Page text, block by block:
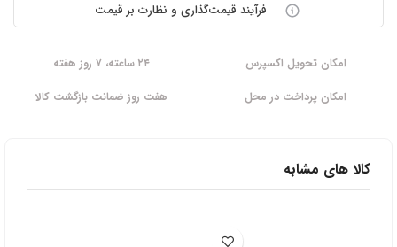
فرآیند قیمت‌گذاری و نظارت بر قیمت
امکان تحویل اکسپرس
۲۴ ساعته، ۷ روز هفته
امکان پرداخت در محل
هفت روز ضمانت بازگشت کالا
کالا های مشابه